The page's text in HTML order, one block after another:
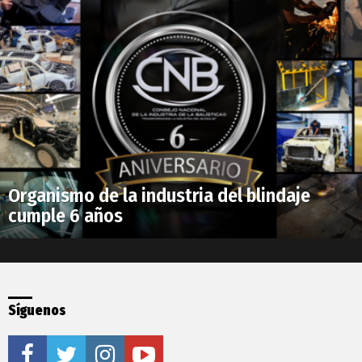
Organismo de la industria del blindaje
cumple 6 años
Síguenos
facebooktwitter instagramyoutube